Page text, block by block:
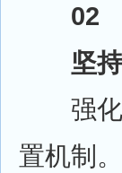
02
坚持
强化
置机制。